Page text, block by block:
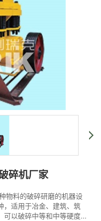
碎机厂家
物料的破碎研磨的机器设
，适用于冶金、建筑、筑
可以破碎中等和中等硬度...